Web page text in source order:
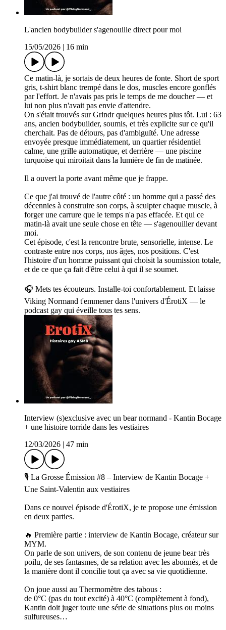
L'ancien bodybuilder s'agenouille direct pour moi
15/05/2026
16 min
Ce matin-là, je sortais de deux heures de fonte. Short de sport
gris, t-shirt blanc trempé dans le dos, muscles encore gonflés
par l'effort. Je n'avais pas pris le temps de me doucher — et
lui non plus n'avait pas envie d'attendre.
On s'était trouvés sur Grindr quelques heures plus tôt. Lui : 63
ans, ancien bodybuilder, soumis, et très explicite sur ce qu'il
cherchait. Pas de détours, pas d'ambiguïté. Une adresse
envoyée presque immédiatement, un quartier résidentiel
calme, une grille automatique, et derrière — une piscine
turquoise qui miroitait dans la lumière de fin de matinée.
Il a ouvert la porte avant même que je frappe.
Ce que j'ai trouvé de l'autre côté : un homme qui a passé des
décennies à construire son corps, à sculpter chaque muscle, à
forger une carrure que le temps n'a pas effacée. Et qui ce
matin-là avait une seule chose en tête — s'agenouiller devant
moi.
Cet épisode, c'est la rencontre brute, sensorielle, intense. Le
contraste entre nos corps, nos âges, nos positions. C'est
l'histoire d'un homme puissant qui choisit la soumission totale,
et de ce que ça fait d'être celui à qui il se soumet.
🎧 Mets tes écouteurs. Installe-toi confortablement. Et laisse
Viking Normand t'emmener dans l'univers d'ÉrotiX — le
podcast gay qui éveille tous tes sens.
Interview (s)exclusive avec un bear normand - Kantin Bocage
+ une histoire torride dans les vestiaires
12/03/2026
47 min
🎙️ La Grosse Émission #8 – Interview de Kantin Bocage +
Une Saint-Valentin aux vestiaires
Dans ce nouvel épisode d'ÉrotiX, je te propose une émission
en deux parties.
🔥 Première partie : interview de Kantin Bocage, créateur sur
MYM.
On parle de son univers, de son contenu de jeune bear très
poilu, de ses fantasmes, de sa relation avec les abonnés, et de
la manière dont il concilie tout ça avec sa vie quotidienne.
On joue aussi au Thermomètre des tabous :
de 0°C (pas du tout excité) à 40°C (complètement à fond),
Kantin doit juger toute une série de situations plus ou moins
sulfureuses…